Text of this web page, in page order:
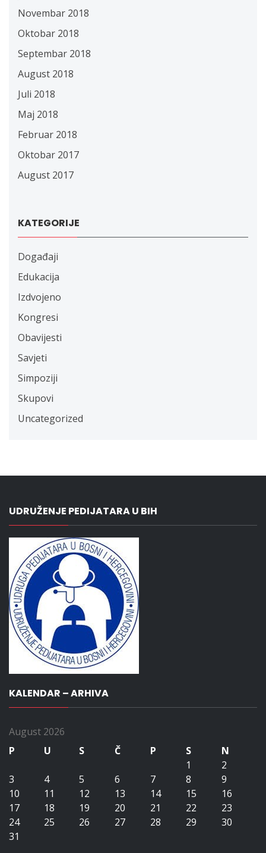
Novembar 2018
Oktobar 2018
Septembar 2018
August 2018
Juli 2018
Maj 2018
Februar 2018
Oktobar 2017
August 2017
KATEGORIJE
Događaji
Edukacija
Izdvojeno
Kongresi
Obavijesti
Savjeti
Simpoziji
Skupovi
Uncategorized
UDRUŽENJE PEDIJATARA U BIH
KALENDAR – ARHIVA
August 2026
P
U S Č P S
N
1
2
3
4 5 6 7 8
9
10
11 12 13 14 15
16
17
18 19 20 21 22
23
24
25 26 27 28 29
30
31